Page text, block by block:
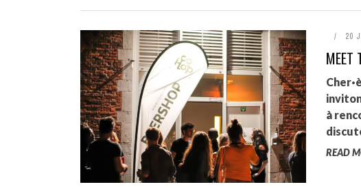
20
MEET
à
READ